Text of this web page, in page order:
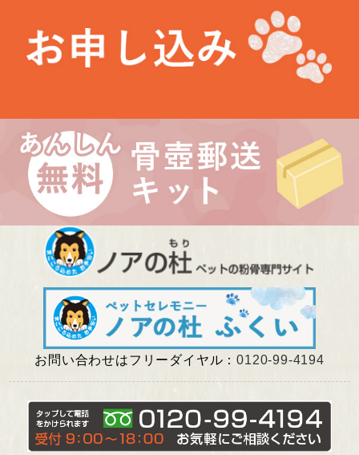
最近の投稿
埼玉県 Kさま（あかりちゃん・きなりちゃん）
千葉県 Uさま（エルフちゃん・ソルシエールちゃん）
愛知県 Kさま（Litoちゃん）
東京都 Aさま（ミンスちゃん）
お問い合わせはフリーダイヤル：0120-99-4194